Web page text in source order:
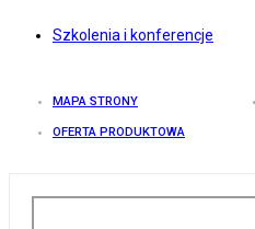
Szkolenia i konferencje
MAPA STRONY
OFERTA PRODUKTOWA